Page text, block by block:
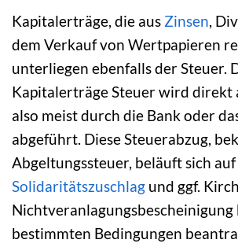
Kapitalerträge, die aus Zinsen,
dem Verkauf von Wertpapieren
unterliegen ebenfalls der Steuer.
Kapitalerträge Steuer wird direkt
also meist durch die Bank oder
abgeführt. Diese Steuerabzug,
Abgeltungssteuer, beläuft sich auf
Solidaritätszuschlag und ggf.
bestimmten Bedingungen